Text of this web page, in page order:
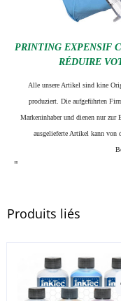
PRINTING EXPENSIF
RÉDUIRE
Alle unsere Artikel sind kine
produziert. Die aufgeführten
Markeninhaber und dienen nur zur
ausgelieferte Artikel kann von
"
Produits liés